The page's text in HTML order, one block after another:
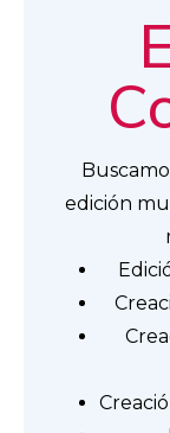
edición